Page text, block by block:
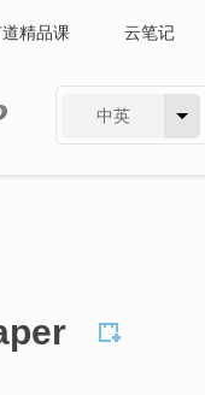
精品课 云笔记
中英